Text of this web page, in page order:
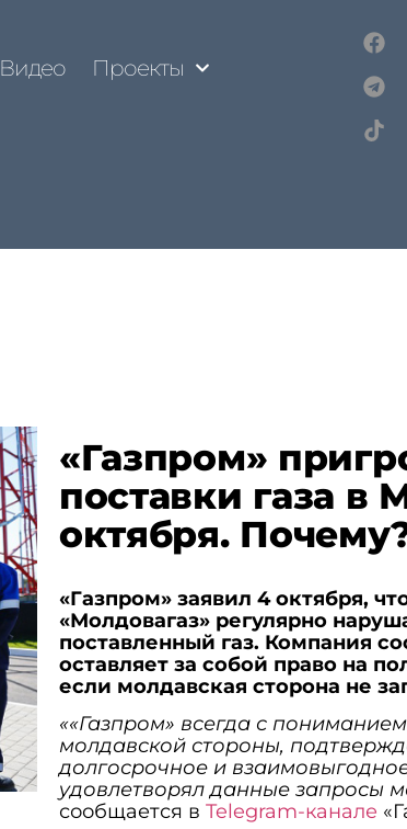
Видео Проекты
«Газпром»
поставки газа в
октября.
«Газпром» заявил 4 октября,
«Молдовагаз» регулярно
поставленный газ. Компания
оставляет за собой право на
если молдавская сторона не
««Газпром» всегда с
молдавской стороны,
долгосрочное и
удовлетворял данные запросы
сообщается в Telegram-канале